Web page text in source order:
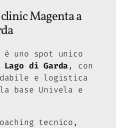
Magenta a
è uno spot unico
di Garda, con
e logistica
base Univela e
tecnico,